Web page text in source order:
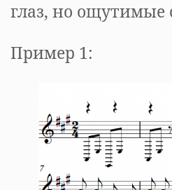
глаз, но ощутимые
Пример 1: